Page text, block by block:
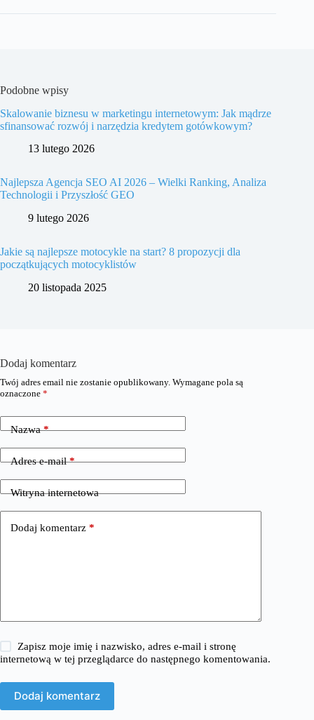
Podobne wpisy
Skalowanie biznesu w marketingu internetowym: Jak mądrze
sfinansować rozwój i narzędzia kredytem gotówkowym?
13 lutego 2026
Najlepsza Agencja SEO AI 2026 – Wielki Ranking, Analiza
Technologii i Przyszłość GEO
9 lutego 2026
Jakie są najlepsze motocykle na start? 8 propozycji dla
początkujących motocyklistów
20 listopada 2025
Dodaj komentarz
Twój adres email nie zostanie opublikowany. Wymagane pola są
oznaczone *
Nazwa*
Adres e-mail*
Witryna internetowa
Dodaj komentarz *
Zapisz moje imię i nazwisko, adres e-mail i stronę
internetową w tej przeglądarce do następnego komentowania.
Dodaj komentarz